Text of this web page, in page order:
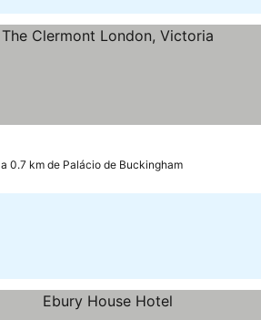
a 0.7 km de Palácio de Buckingham